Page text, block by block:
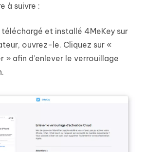
à suivre :
et installé 4MeKey sur
ouvrez-le. Cliquez sur «
» afin d’enlever le verrouillage